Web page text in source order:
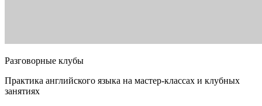
Разговорные клубы
Практика английского языка на мастер-классах и клубных
занятиях